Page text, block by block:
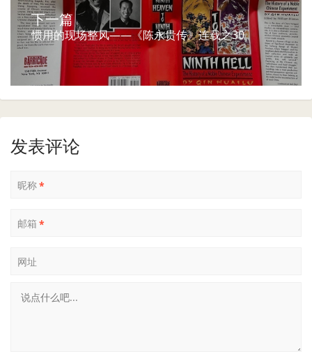
下一篇
惯用的现场整风——《陈永贵传》连载之30
发表评论
昵称*
邮箱 *
网址